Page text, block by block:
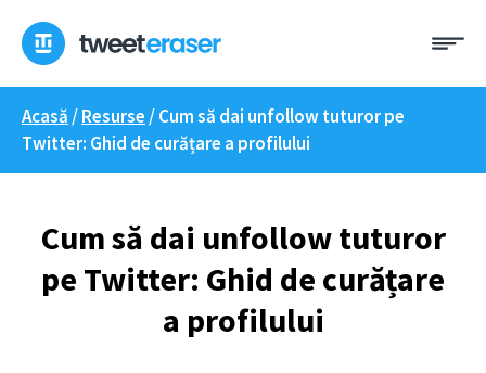
conținut
Acasă /Resurse /Cum să dai unfollow tuturor pe
Twitter: Ghid de curățare a profilului
Cum să dai unfollow tuturor
pe Twitter: Ghid de curățare
a profilului